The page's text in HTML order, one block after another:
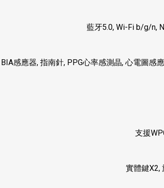
藍牙5.0, Wi-Fi b/g/n,
BIA感應器, 指南針, PPG心率感測晶, 心電圖感
支援
實體鍵X2,